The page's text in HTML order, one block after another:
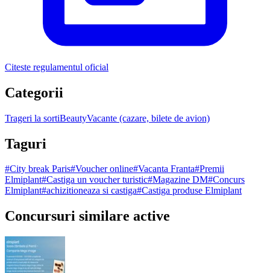
Citeste regulamentul oficial
Categorii
Trageri la sortiBeautyVacante (cazare, bilete de avion)
Taguri
#City break Paris#Voucher online#Vacanta Franta#Premii
Elmiplant#Castiga un voucher turistic#Magazine DM#Concurs
Elmiplant#achizitioneaza si castiga#Castiga produse Elmiplant
Concursuri similare active